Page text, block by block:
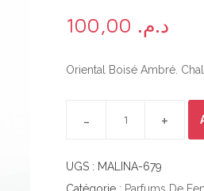
د.م.
Oriental Boisé Ambré.
UGS : MALINA-679